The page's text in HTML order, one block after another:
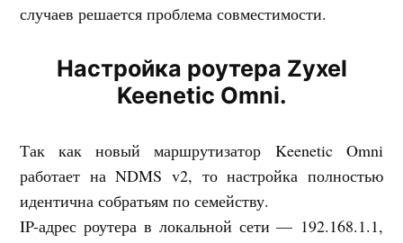
случаев решается проблема совместимости.
Настройка роутера Zyxel
Keenetic Omni.
Так как новый маршрутизатор Keenetic Omni
работает на NDMS v2, то настройка полностью
идентична собратьям по семейству.
IP-адрес роутера в локальной сети — 192.168.1.1,